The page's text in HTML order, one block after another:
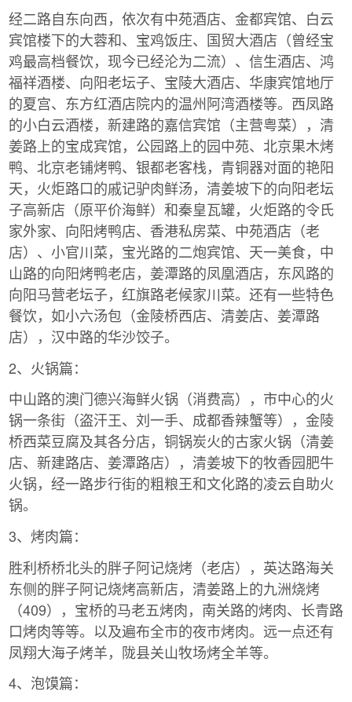
经二路自东向西，依次有中苑酒店、金都宾馆、白云
宾馆楼下的大蓉和、宝鸡饭庄、国贸大酒店（曾经宝
鸡最高档餐饮，现今已经沦为二流）、信生酒店、鸿
福祥酒楼、向阳老坛子、宝陵大酒店、华康宾馆地厅
的夏宫、东方红酒店院内的温州阿湾酒楼等。西凤路
的小白云酒楼，新建路的嘉信宾馆（主营粤菜），清
姜路上的宝成宾馆，公园路上的园中苑、北京果木烤
鸭、北京老铺烤鸭、银都老客栈，青铜器对面的艳阳
天，火炬路口的戚记驴肉鲜汤，清姜坡下的向阳老坛
子高新店（原平价海鲜）和秦皇瓦罐，火炬路的令氏
家外家、向阳烤鸭店、香港私房菜、中苑酒店（老
店）、小官川菜，宝光路的二炮宾馆、天一美食，中
山路的向阳烤鸭老店，姜潭路的凤凰酒店，东风路的
向阳马营老坛子，红旗路老候家川菜。还有一些特色
餐饮，如小六汤包（金陵桥西店、清姜店、姜潭路
店），汉中路的华沙饺子。
2、火锅篇：
中山路的澳门德兴海鲜火锅（消费高），市中心的火
锅一条街（盗汗王、刘一手、成都香辣蟹等），金陵
桥西菜豆腐及其各分店，铜锅炭火的古家火锅（清姜
店、新建路店、姜潭路店），清姜坡下的牧香园肥牛
火锅，经一路步行街的粗粮王和文化路的凌云自助火
锅。
3、烤肉篇：
胜利桥桥北头的胖子阿记烧烤（老店），英达路海关
东侧的胖子阿记烧烤高新店，清姜路上的九洲烧烤
（409），宝桥的马老五烤肉，南关路的烤肉、长青路
口烤肉等等。以及遍布全市的夜市烤肉。远一点还有
凤翔大海子烤羊，陇县关山牧场烤全羊等。
4、泡馍篇：